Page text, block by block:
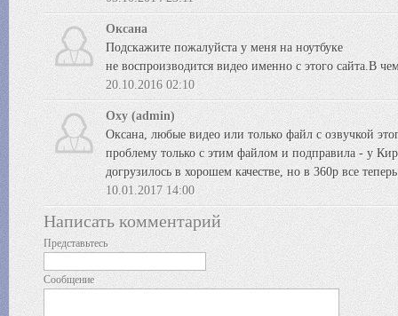
Оксана
Подскажите пожалуйста у меня на ноутбуке
не воспроизводится видео именно с этого сайта.В
20.10.2016 02:10
Oxy (admin)
Оксана, любые видео или только файл с озвучкой
проблему только с этим файлом и подправила - у
догрузилось в хорошем качестве, но в 360p все теперь
10.01.2017 14:00
Написать комментарий
Представьтесь
Сообщение